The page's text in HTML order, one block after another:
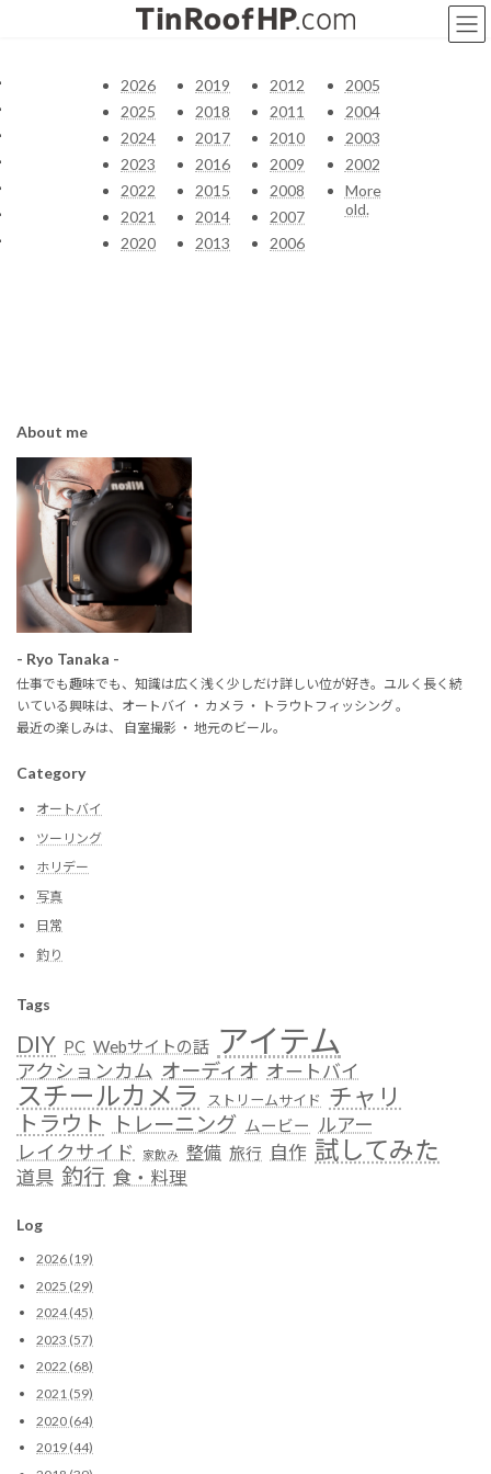
ス
キ
ッ
ン
に
移
2026
2025
2024
2023
2022
2021
2020
2019
2018
2017
2016
2015
2014
2013
2012
2011
2010
2009
2008
2007
2006
2005
2004
2003
2002
More
old.
About me
- Ryo Tanaka -
仕事でも趣味でも、知識は広く浅く少しだけ詳しい位が好き。ユルく長く続
いている興味は、オートバイ ・ カメラ ・ トラウトフィッシング 。
最近の楽しみは、 自室撮影 ・ 地元のビール。
Category
オートバイ
ツーリング
ホリデー
写真
日常
釣り
Tags
DIY PC Webサイトの話 アイテム
アクションカム オーディオ オートバイ
スチールカメラ ストリームサイド チャリ
トラウト トレーニング ムービー
ルアー
レイクサイド
家飲み 整備 旅行 自作 試してみた
道具 釣行 食・料理
Log
2026 (19)
2025 (29)
2024 (45)
2023 (57)
2022 (68)
2021 (59)
2020 (64)
2019 (44)